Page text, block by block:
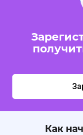
Как